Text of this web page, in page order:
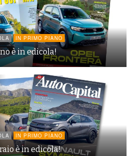
IN PRIMO PIANO
è in edicola!
IN PRIMO PIANO
è in edicola!